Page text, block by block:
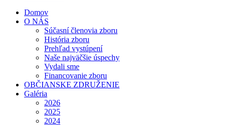
Domov
O NÁS
Súčasní členovia zboru
História zboru
Prehľad vystúpení
Naše najväčšie úspechy
Vydali sme
Financovanie zboru
OBČIANSKE ZDRUŽENIE
Galéria
2026
2025
2024